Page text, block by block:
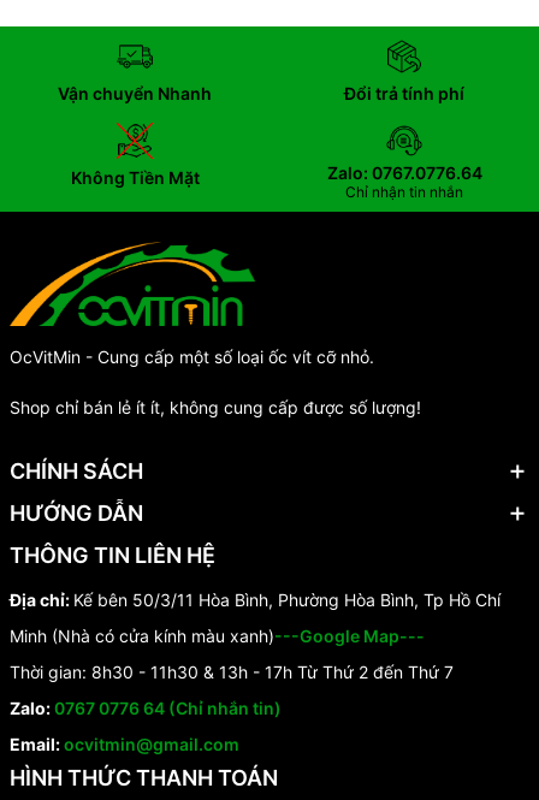
Vận chuyển Nhanh Đổi trả tính phí
Không Tiền Mặt Zalo: 0767.0776.64
Chỉ nhận tin nhắn
OcVitMin - Cung cấp một số loại ốc vít cỡ nhỏ.
Shop chỉ bán lẻ ít ít, không cung cấp được số lượng!
CHÍNH SÁCH
HƯỚNG DẪN
THÔNG TIN LIÊN HỆ
Địa chỉ: Kế bên 50/3/11 Hòa Bình, Phường Hòa Bình, Tp Hồ Chí
Minh (Nhà có cửa kính màu xanh)---Google Map---
Thời gian: 8h30 - 11h30 & 13h - 17h Từ Thứ 2 đến Thứ 7
Zalo:0767 0776 64 (Chỉ nhắn tin)
Email:ocvitmin@gmail.com
HÌNH THỨC THANH TOÁN